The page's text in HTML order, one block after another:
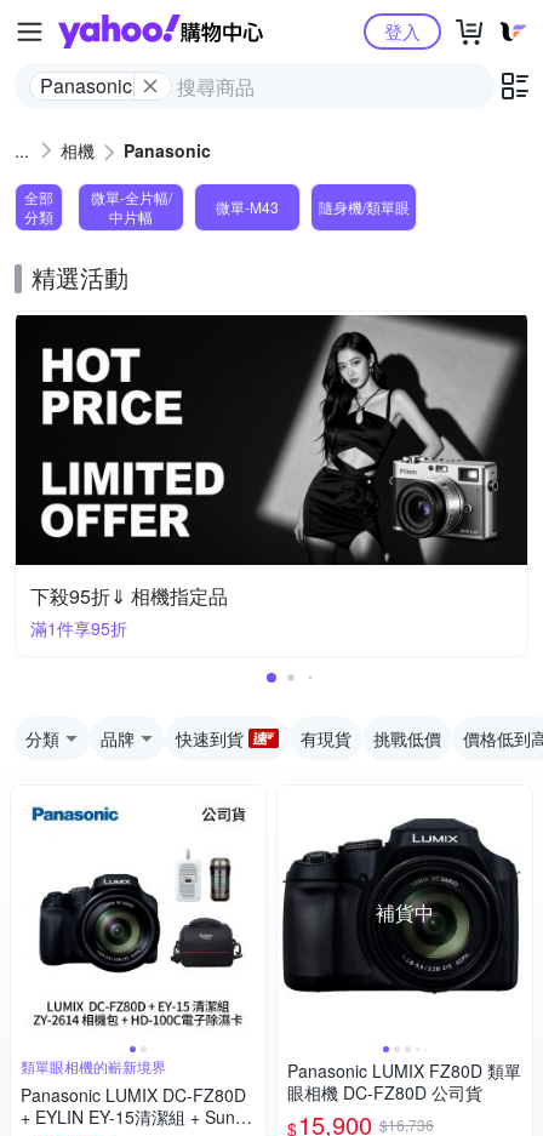
Yahoo購物中心
Panasonic
登入
相機 Panasonic
全部
分類
微單-全片幅/
中片幅
微單-M43 隨身機/類單眼
精選活動
下殺95折⇓ 相機指定品
滿1件享95折
分類 品牌 快速到貨 有現貨 挑戰低價 價格低到
類單眼相機的嶄新境界
Panasonic LUMIX DC-FZ80D
+ EYLIN EY-15清潔組 + SunLi
補貨中
Panasonic LUMIX FZ80D 類單
眼相機 DC-FZ80D 公司貨
$15,900 $16,736